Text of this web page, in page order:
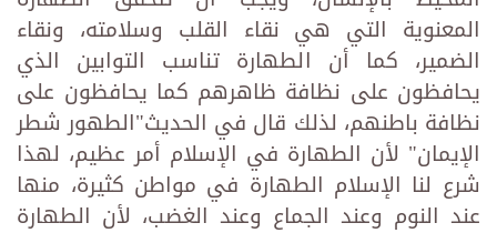
المعنوية التي هي نقاء القلب وسلامته، ونقاء
الضمير، كما أن الطهارة تناسب التوابين الذي
يحافظون على نظافة ظاهرهم كما يحافظون على
نظافة باطنهم، لذلك قال في الحديث"الطهور شطر
الإيمان" لأن الطهارة في الإسلام أمر عظيم، لهذا
شرع لنا الإسلام الطهارة في مواطن كثيرة، منها
عند النوم وعند الجماع وعند الغضب، لأن الطهارة